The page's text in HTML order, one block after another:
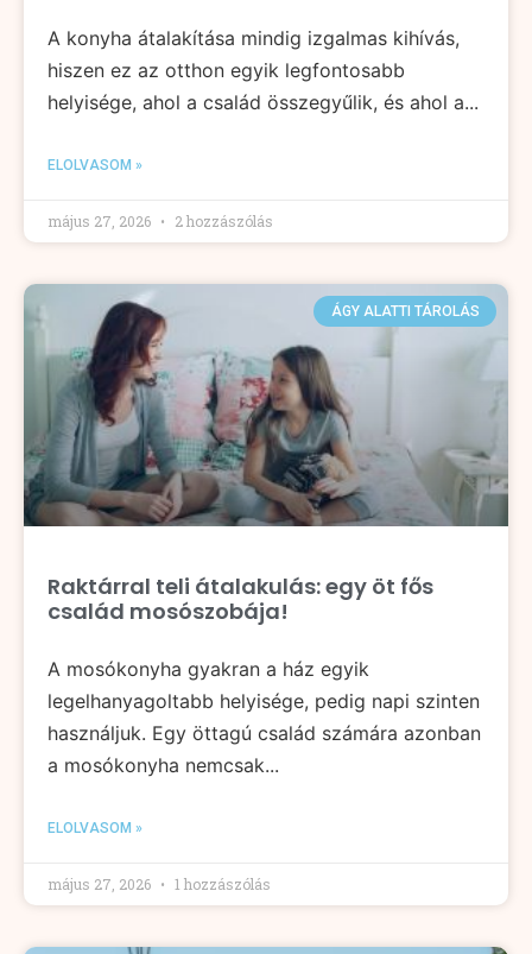
A konyha átalakítása mindig izgalmas kihívás,
hiszen ez az otthon egyik legfontosabb
helyisége, ahol a család összegyűlik, és ahol a...
ELOLVASOM »
május 27, 2026 2 hozzászólás
ÁGY ALATTI TÁROLÁS
Raktárral teli átalakulás: egy öt fős
család mosószobája!
A mosókonyha gyakran a ház egyik
legelhanyagoltabb helyisége, pedig napi szinten
használjuk. Egy öttagú család számára azonban
a mosókonyha nemcsak...
ELOLVASOM »
május 27, 2026 1 hozzászólás